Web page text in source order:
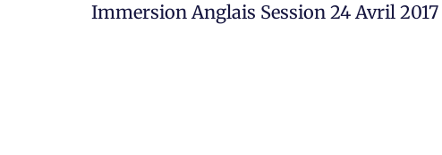
Immersion Anglais Session 24 Avril 2017